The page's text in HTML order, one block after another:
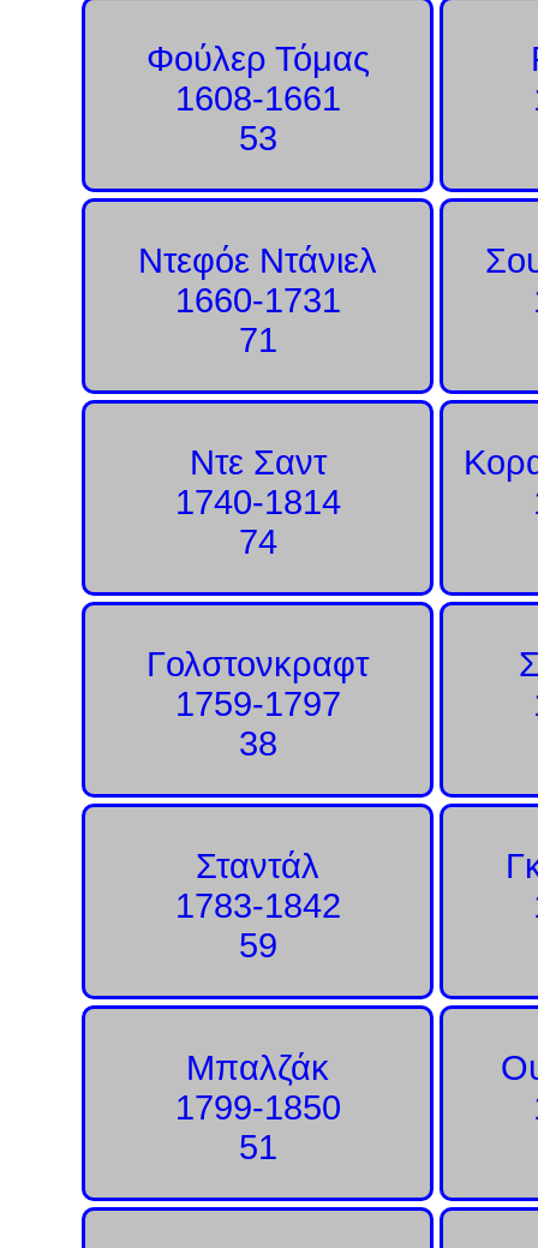
Φούλερ Τόμας
1608-1661
53
Ντεφόε Ντάνιελ
1660-1731
71
Ντε Σαντ
1740-1814
74
Γολστονκραφτ
1759-1797
38
Σταντάλ
1783-1842
59
Μπαλζάκ
1799-1850
51